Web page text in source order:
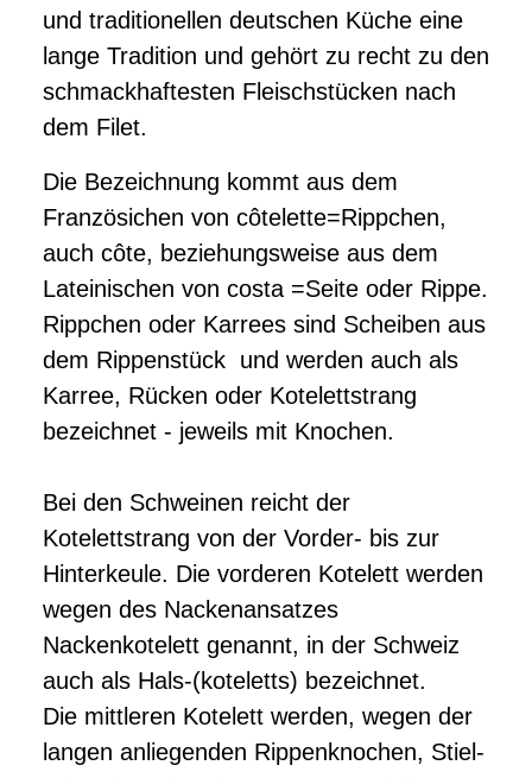
und traditionellen deutschen Küche eine
lange Tradition und gehört zu recht zu den
schmackhaftesten Fleischstücken nach
dem Filet.
Die Bezeichnung kommt aus dem
Französichen von côtelette=Rippchen,
auch côte, beziehungsweise aus dem
Lateinischen von costa =Seite oder Rippe.
Rippchen oder Karrees sind Scheiben aus
dem Rippenstück und werden auch als
Karree, Rücken oder Kotelettstrang
bezeichnet - jeweils mit Knochen.
Bei den Schweinen reicht der
Kotelettstrang von der Vorder- bis zur
Hinterkeule. Die vorderen Kotelett werden
wegen des Nackenansatzes
Nackenkotelett genannt, in der Schweiz
auch als Hals-(koteletts) bezeichnet.
Die mittleren Kotelett werden, wegen der
langen anliegenden Rippenknochen, Stiel-